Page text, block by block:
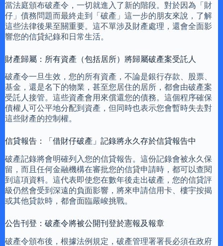
當法庭頒布破產令，一切就進入了新的階段。對於因為「財
仔」債務問題而最終走到「破產」這一步的朋友來說，了解
這些法律後果至關重要。這不單涉及財產處理，還會全面影
響您的信貸紀錄和日常生活。
財產歸屬：所有資產（包括居所）將歸屬破產案受託人
破產令一旦生效，您的所有資產，不論是銀行存款、股票、
基金，還是名下的物業，甚至您居住的居所，都會由破產案
受託人接管。這些資產會用來償還您的債務。這個程序確保
債權人可公平地分配到資產，但同時也表示您會暫時失去對
這些財產的控制權。
信貸報告：「借財仔破產」記錄將永久存於信貸報告中
破產記錄將會明確列入您的信貸報告。這份記錄會被永久保
留，而且任何金融機構在審批您的信貸申請時，都可以查閱
到這項資料。這代表即使您在數年後走出破產，您的信貸評
級仍然會受到深遠的負面影響，將來申請信用卡、樓宇按揭
或其他貸款時，都會面臨嚴峻挑戰。
公告刊登：破產令將被公開刊登於憲報及報章
破產令頒布後，根據法例規定，破產管理署署長必須在政府